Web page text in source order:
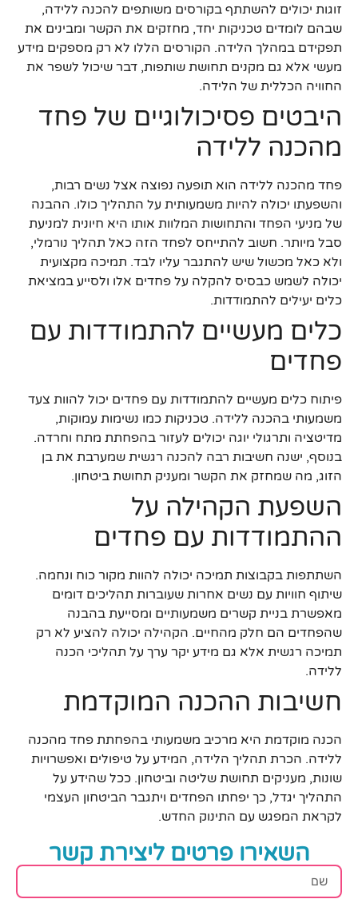
זוגות יכולים להשתתף בקורסים משותפים להכנה ללידה,
שבהם לומדים טכניקות יחד, מחזקים את הקשר ומבינים את
תפקידם במהלך הלידה. הקורסים הללו לא רק מספקים מידע
מעשי אלא גם מקנים תחושת שותפות, דבר שיכול לשפר את
החוויה הכללית של הלידה.
היבטים פסיכולוגיים של פחד
מהכנה ללידה
פחד מהכנה ללידה הוא תופעה נפוצה אצל נשים רבות,
והשפעתו יכולה להיות משמעותית על התהליך כולו. ההבנה
של מניעי הפחד והתחושות המלוות אותו היא חיונית למניעת
סבל מיותר. חשוב להתייחס לפחד הזה כאל תהליך נורמלי,
ולא כאל מכשול שיש להתגבר עליו לבד. תמיכה מקצועית
יכולה לשמש כבסיס להקלה על פחדים אלו ולסייע במציאת
כלים יעילים להתמודדות.
כלים מעשיים להתמודדות עם
פחדים
פיתוח כלים מעשיים להתמודדות עם פחדים יכול להוות צעד
משמעותי בהכנה ללידה. טכניקות כמו נשימות עמוקות,
מדיטציה ותרגולי יוגה יכולים לעזור בהפחתת מתח וחרדה.
בנוסף, ישנה חשיבות רבה להכנה רגשית שמערבת את בן
הזוג, מה שמחזק את הקשר ומעניק תחושת ביטחון.
השפעת הקהילה על
ההתמודדות עם פחדים
השתתפות בקבוצות תמיכה יכולה להוות מקור כוח ונחמה.
שיתוף חוויות עם נשים אחרות שעוברות תהליכים דומים
מאפשרת בניית קשרים משמעותיים ומסייעת בהבנה
שהפחדים הם חלק מהחיים. הקהילה יכולה להציע לא רק
תמיכה רגשית אלא גם מידע יקר ערך על תהליכי הכנה
ללידה.
חשיבות ההכנה המוקדמת
הכנה מוקדמת היא מרכיב משמעותי בהפחתת פחד מהכנה
ללידה. הכרת תהליך הלידה, המידע על טיפולים ואפשרויות
שונות, מעניקים תחושת שליטה וביטחון. ככל שהידע על
התהליך יגדל, כך יפחתו הפחדים ויתגבר הביטחון העצמי
לקראת המפגש עם התינוק החדש.
השאירו פרטים ליצירת קשר